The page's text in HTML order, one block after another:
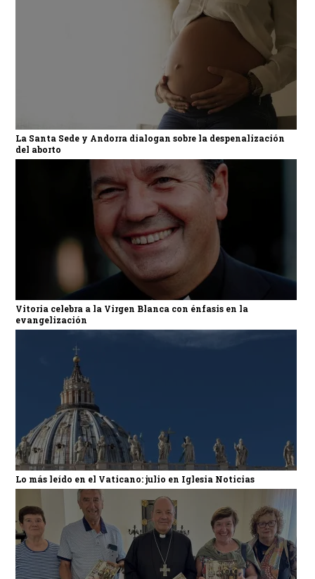
La Santa Sede y Andorra dialogan sobre la despenalización
del aborto
Vitoria celebra a la Virgen Blanca con énfasis en la
evangelización
Lo más leído en el Vaticano: julio en Iglesia Noticias